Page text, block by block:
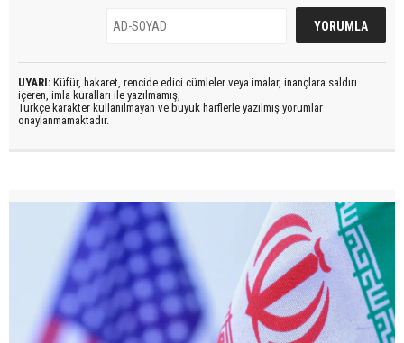
UYARI: Küfür, hakaret, rencide edici cümleler veya imalar, inançlara saldırı
içeren, imla kuralları ile yazılmamış,
Türkçe karakter kullanılmayan ve büyük harflerle yazılmış yorumlar
onaylanmamaktadır.